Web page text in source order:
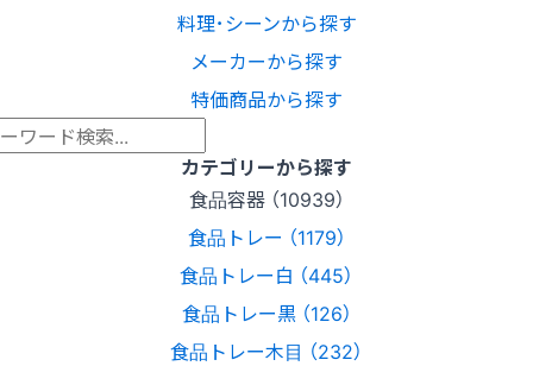
料理･シーンから探す
メーカーから探す
特価商品から探す
カテゴリーから探す
食品容器 （10939）
食品トレー （1179）
食品トレー白 （445）
食品トレー黒 （126）
食品トレー木目 （232）